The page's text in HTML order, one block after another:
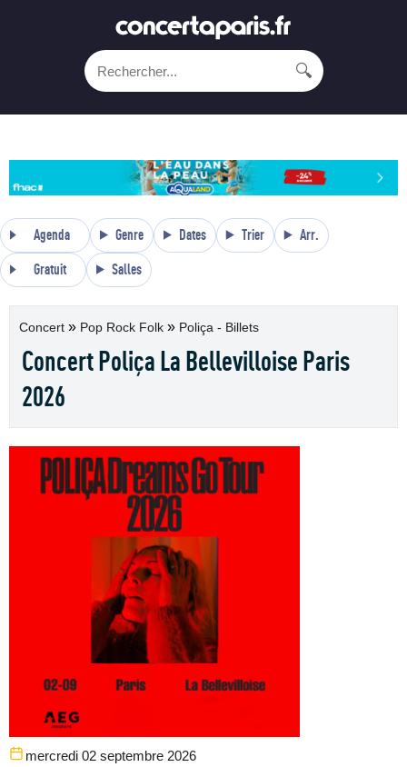
🔍
Agenda Genre Dates Trier Arr.
Gratuit Salles
Concert » Pop Rock Folk » Poliça - Billets
Concert Poliça La Bellevilloise Paris
2026
mercredi 02 septembre 2026